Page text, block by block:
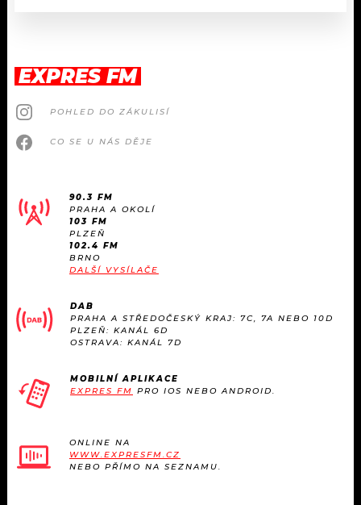
EXPRES FM
POHLED DO ZÁKULISÍ
CO SE U NÁS DĚJE
90.3 FM
PRAHA A OKOLÍ
103 FM
PLZEŇ
102.4 FM
BRNO
DALŠÍ VYSÍLAČE
DAB
PRAHA A STŘEDOČESKÝ KRAJ: 7C, 7A NEBO 10D
PLZEŇ: KANÁL 6D
OSTRAVA: KANÁL 7D
MOBILNÍ APLIKACE
EXPRES FM PRO IOS NEBO ANDROID.
ONLINE NA
WWW.EXPRESFM.CZ
NEBO PŘÍMO NA SEZNAMU.